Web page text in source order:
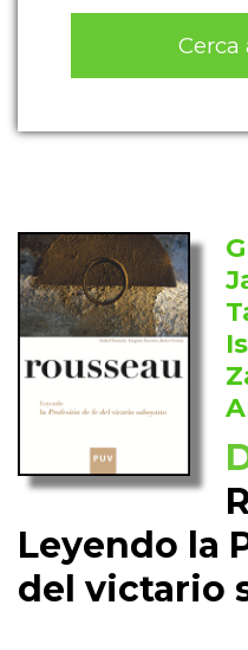
Cerca
Leyendo la
del victario